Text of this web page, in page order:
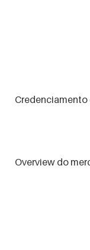
Overview do